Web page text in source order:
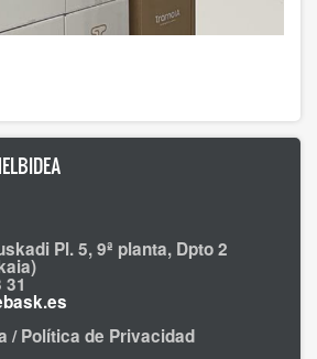
Pl. 5, 9ª planta, Dpto 2
/ Política de Privacidad